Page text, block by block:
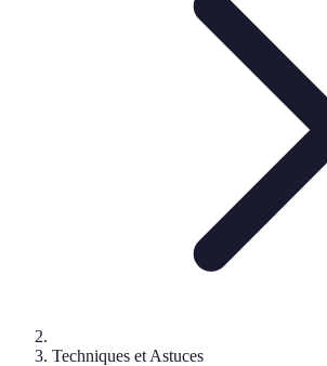
Techniques et Astuces